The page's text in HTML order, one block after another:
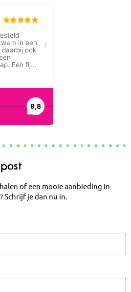
of een mooie aanbieding in
je dan nu in.